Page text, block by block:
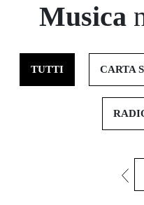
Musica
TUTTI CARTA